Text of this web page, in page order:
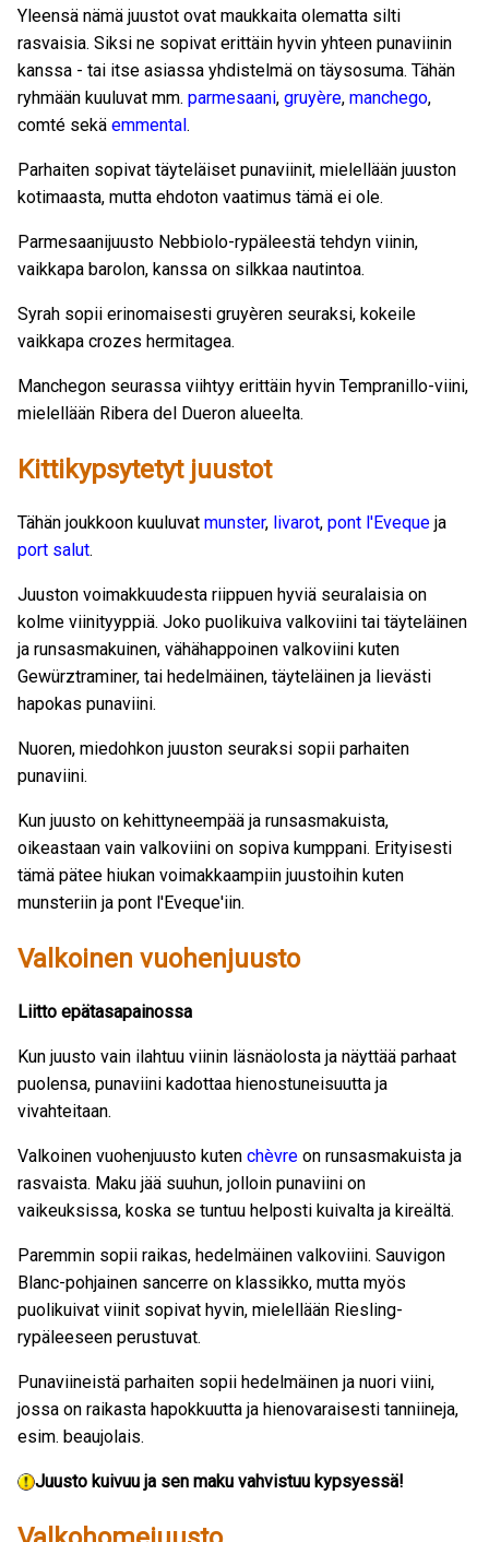
Yleensä nämä juustot ovat maukkaita olematta silti
rasvaisia. Siksi ne sopivat erittäin hyvin yhteen punaviinin
kanssa - tai itse asiassa yhdistelmä on täysosuma. Tähän
ryhmään kuuluvat mm. parmesaani, gruyère, manchego,
comté sekä emmental .
Parhaiten sopivat täyteläiset punaviinit, mielellään juuston
kotimaasta, mutta ehdoton vaatimus tämä ei ole.
Parmesaanijuusto Nebbiolo-rypäleestä tehdyn viinin,
vaikkapa barolon, kanssa on silkkaa nautintoa.
Syrah sopii erinomaisesti gruyèren seuraksi, kokeile
vaikkapa crozes hermitagea.
Manchegon seurassa viihtyy erittäin hyvin Tempranillo-viini,
mielellään Ribera del Dueron alueelta.
Kittikypsytetyt juustot
Tähän joukkoon kuuluvat munster, livarot, pont l'Eveque ja
port salut.
Juuston voimakkuudesta riippuen hyviä seuralaisia on
kolme viinityyppiä. Joko puolikuiva valkoviini tai täyteläinen
ja runsasmakuinen, vähähappoinen valkoviini kuten
Gewürztraminer, tai hedelmäinen, täyteläinen ja lievästi
hapokas punaviini.
Nuoren, miedohkon juuston seuraksi sopii parhaiten
punaviini.
Kun juusto on kehittyneempää ja runsasmakuista,
oikeastaan vain valkoviini on sopiva kumppani. Erityisesti
tämä pätee hiukan voimakkaampiin juustoihin kuten
munsteriin ja pont l'Eveque'iin.
Valkoinen vuohenjuusto
Liitto epätasapainossa
Kun juusto vain ilahtuu viinin läsnäolosta ja näyttää parhaat
puolensa, punaviini kadottaa hienostuneisuutta ja
vivahteitaan.
Valkoinen vuohenjuusto kuten chèvre on runsasmakuista ja
rasvaista. Maku jää suuhun, jolloin punaviini on
vaikeuksissa, koska se tuntuu helposti kuivalta ja kireältä.
Paremmin sopii raikas, hedelmäinen valkoviini. Sauvigon
Blanc-pohjainen sancerre on klassikko, mutta myös
puolikuivat viinit sopivat hyvin, mielellään Riesling-
rypäleeseen perustuvat.
Punaviineistä parhaiten sopii hedelmäinen ja nuori viini,
jossa on raikasta hapokkuutta ja hienovaraisesti tanniineja,
esim. beaujolais.
Juusto kuivuu ja sen maku vahvistuu kypsyessä!